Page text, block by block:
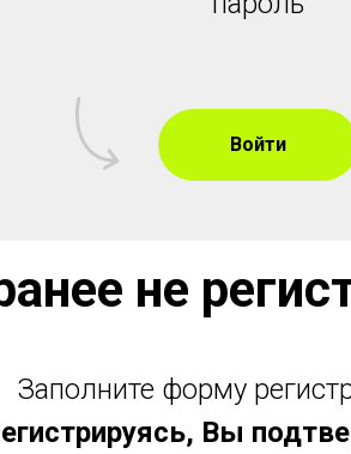
Войти
не
Заполните форму
Вы